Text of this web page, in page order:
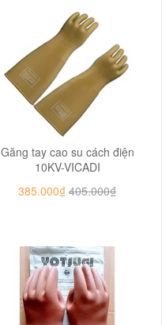
Găng tay cao su cách điện
10KV-VICADI
385.000₫ 405.000₫